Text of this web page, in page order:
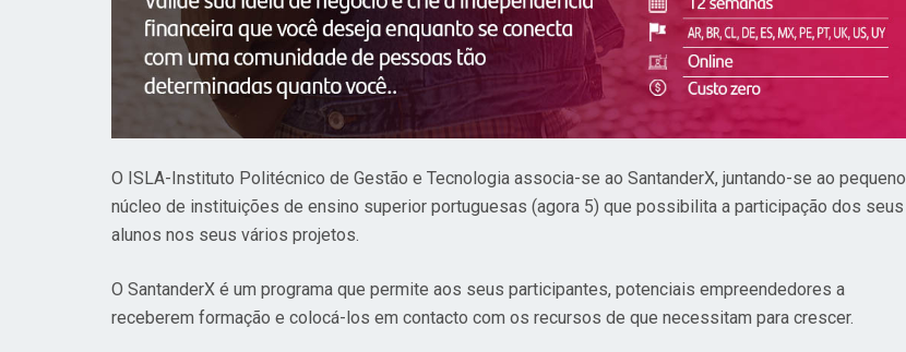
O ISLA-Instituto Politécnico de Gestão e Tecnologia associa-se ao SantanderX, juntando-se ao pequeno
núcleo de instituições de ensino superior portuguesas (agora 5) que possibilita a participação dos seus
alunos nos seus vários projetos.
O SantanderX é um programa que permite aos seus participantes, potenciais empreendedores a
receberem formação e colocá-los em contacto com os recursos de que necessitam para crescer.